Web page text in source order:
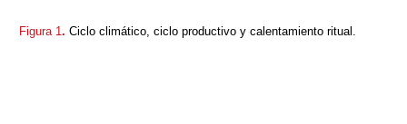
Figura 1 . Ciclo climático, ciclo productivo y calentamiento ritual.